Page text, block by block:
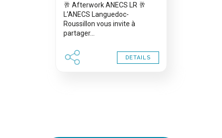
🥂 Afterwork ANECS LR 🥂
L’ANECS Languedoc-
Roussillon vous invite à
partager…
DETAILS